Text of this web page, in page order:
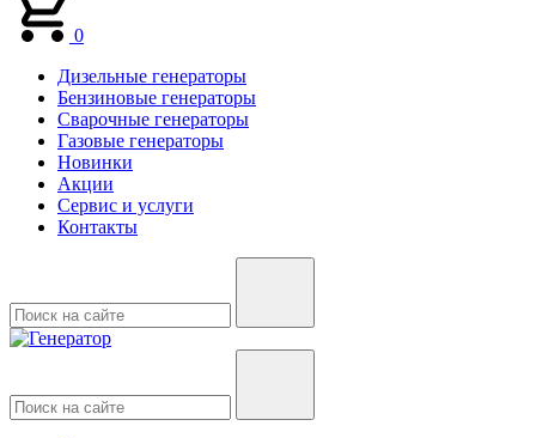
0
Дизельные генераторы
Бензиновые генераторы
Сварочные генераторы
Газовые генераторы
Новинки
Акции
Сервис и услуги
Контакты